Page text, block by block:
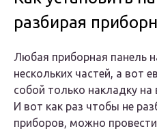
разбирая
Любая приборная панель
нескольких частей, а вот
собой только накладку
И вот как раз чтобы не
приборов, можно